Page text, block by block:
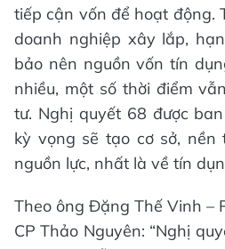
tiếp cận vốn để hoạt động.
doanh nghiệp xây lắp,
bảo nên nguồn vốn tín
nhiều, một số thời điểm
tư. Nghị quyết 68 được
kỳ vọng sẽ tạo cơ sở,
nguồn lực, nhất là về tín
Theo ông Đặng Thế Vinh –
CP Thảo Nguyên: “Nghị